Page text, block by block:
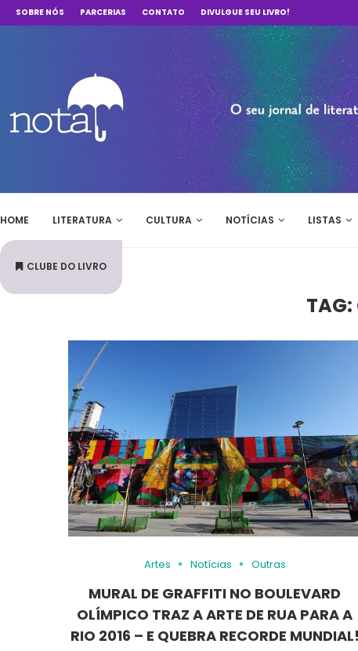
SOBRE NÓS PARCERIAS CONTATO DIVULGUE SEU LIVRO!
HOME LITERATURA CULTURA NOTÍCIAS LISTAS
CLUBE DO LIVRO
TAG:
Artes Notícias Outras
MURAL DE GRAFFITI NO BOULEVARD
OLÍMPICO TRAZ A ARTE DE RUA PARA A
RIO 2016 – E QUEBRA RECORDE MUNDIAL!